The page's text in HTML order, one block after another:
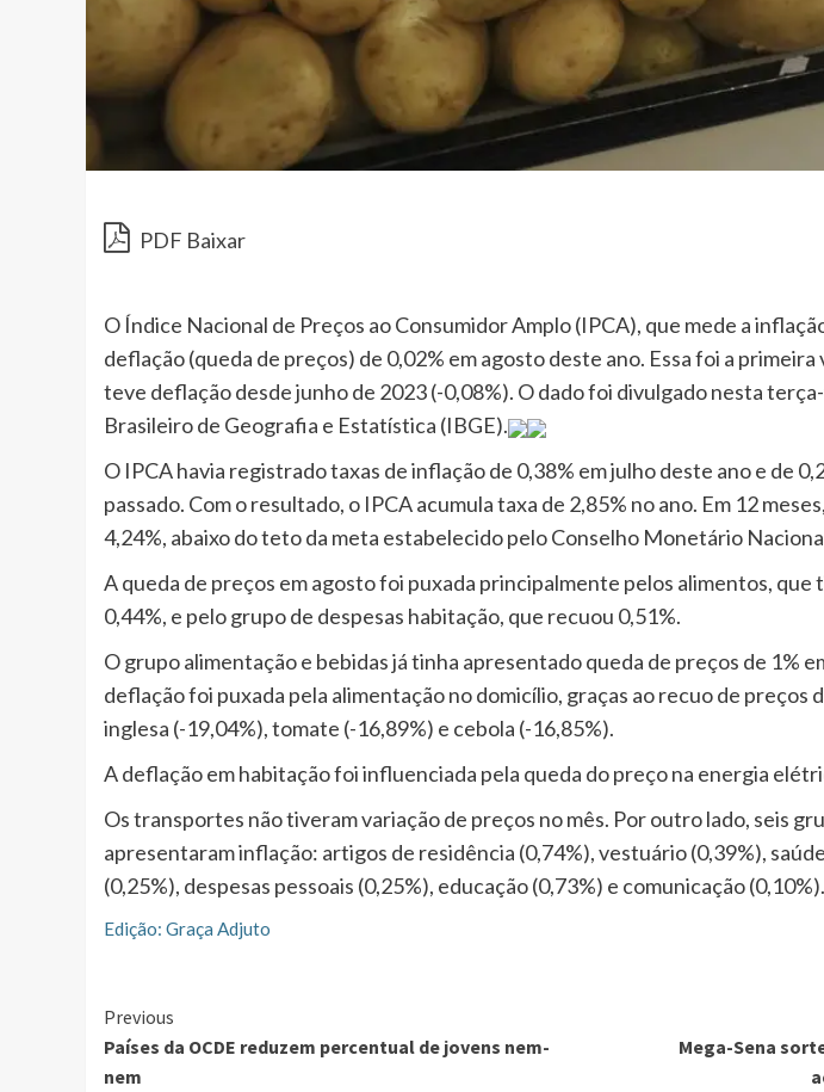
PDF Baixar
O Índice Nacional de Preços ao Consumidor Amplo (IPCA), que mede a
deflação (queda de preços) de 0,02% em agosto deste ano. Essa foi a
teve deflação desde junho de 2023 (-0,08%). O dado foi divulgado nesta
Brasileiro de Geografia e Estatística (IBGE).
O IPCA havia registrado taxas de inflação de 0,38% em julho deste ano e de
passado. Com o resultado, o IPCA acumula taxa de 2,85% no ano. Em 12
4,24%, abaixo do teto da meta estabelecido pelo Conselho Monetário
A queda de preços em agosto foi puxada principalmente pelos alimentos, que
0,44%, e pelo grupo de despesas habitação, que recuou 0,51%.
O grupo alimentação e bebidas já tinha apresentado queda de preços de 1%
deflação foi puxada pela alimentação no domicílio, graças ao recuo de preços
inglesa (-19,04%), tomate (-16,89%) e cebola (-16,85%).
A deflação em habitação foi influenciada pela queda do preço na energia
Os transportes não tiveram variação de preços no mês. Por outro lado, seis
apresentaram inflação: artigos de residência (0,74%), vestuário (0,39%),
(0,25%), despesas pessoais (0,25%), educação (0,73%) e comunicação (0,10%).
Edição: Graça Adjuto
Continue
Reading
Previous
Países da OCDE reduzem percentual de jovens nem-
nem
Mega-Sena